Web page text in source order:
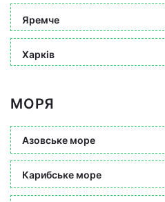
Яремче
Харків
МОРЯ
Азовське море
Карибське море